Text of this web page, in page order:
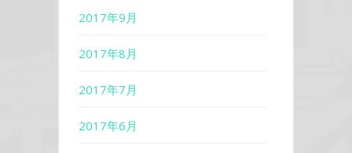
2017年9月
2017年8月
2017年7月
2017年6月